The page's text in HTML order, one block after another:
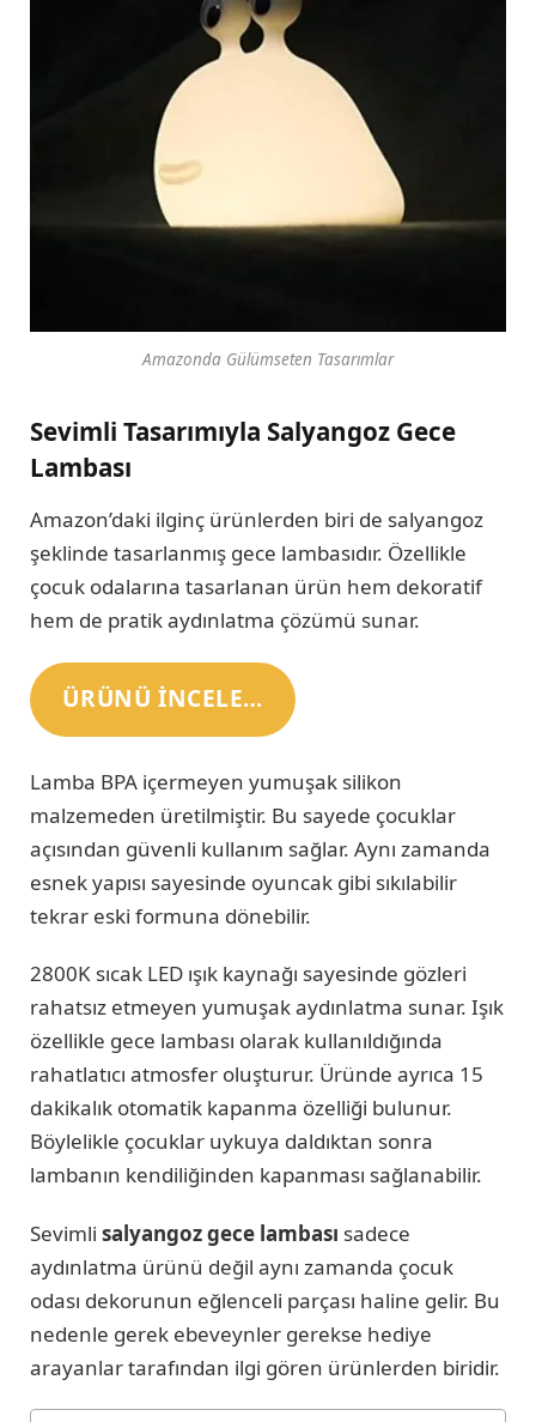
Amazonda Gülümseten Tasarımlar
Sevimli Tasarımıyla Salyangoz Gece
Lambası
Amazon’daki ilginç ürünlerden biri de salyangoz
şeklinde tasarlanmış gece lambasıdır. Özellikle
çocuk odalarına tasarlanan ürün hem dekoratif
hem de pratik aydınlatma çözümü sunar.
ÜRÜNÜ INCELE…
Lamba BPA içermeyen yumuşak silikon
malzemeden üretilmiştir. Bu sayede çocuklar
açısından güvenli kullanım sağlar. Aynı zamanda
esnek yapısı sayesinde oyuncak gibi sıkılabilir
tekrar eski formuna dönebilir.
2800K sıcak LED ışık kaynağı sayesinde gözleri
rahatsız etmeyen yumuşak aydınlatma sunar. Işık
özellikle gece lambası olarak kullanıldığında
rahatlatıcı atmosfer oluşturur. Üründe ayrıca 15
dakikalık otomatik kapanma özelliği bulunur.
Böylelikle çocuklar uykuya daldıktan sonra
lambanın kendiliğinden kapanması sağlanabilir.
Sevimli salyangoz gece lambası sadece
aydınlatma ürünü değil aynı zamanda çocuk
odası dekorunun eğlenceli parçası haline gelir. Bu
nedenle gerek ebeveynler gerekse hediye
arayanlar tarafından ilgi gören ürünlerden biridir.